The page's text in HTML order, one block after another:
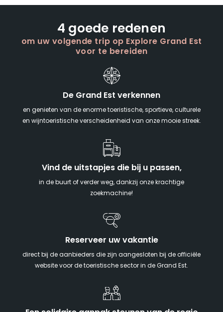
4 goede redenen
om uw volgende trip op Explore Grand Est
voor te bereiden
De Grand Est verkennen
en genieten van de enorme toeristische, sportieve, culturele
en wijntoeristische verscheidenheid van onze mooie streek.
Vind de uitstapjes die bij u passen,
in de buurt of verder weg, dankzij onze krachtige
zoekmachine!
Reserveer uw vakantie
direct bij de aanbieders die zijn aangesloten bij de officiële
website voor de toeristische sector in de Grand Est.